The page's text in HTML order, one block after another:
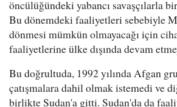
öncülüğündeki yabancı savaşçılarla
Bu dönemdeki faaliyetleri sebebiyle
dönmesi mümkün olmayacağı için
faaliyetlerine ülke dışında devam
Bu doğrultuda, 1992 yılında Afgan
çatışmalara dahil olmak istemedi ve
birlikte Sudan'a gitti. Sudan'da da